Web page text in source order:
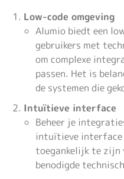
Low-code omgeving
Alumio biedt een
gebruikers met
om complexe
passen. Het is
de systemen die
Intuïtieve interface
Beheer je
intuïtieve interface
toegankelijk te zijn
benodigde